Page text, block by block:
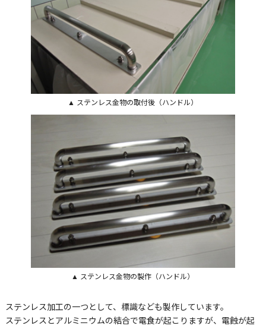
▲ ステンレス金物の取付後（ハンドル）
▲ ステンレス金物の製作（ハンドル）
ステンレス加工の一つとして、標識なども製作しています。
ステンレスとアルミニウムの結合で電食が起こりますが、電蝕が起